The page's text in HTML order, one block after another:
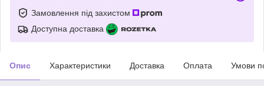
Замовлення під захистом
Доступна доставка
Опис Характеристики Доставка Оплата Умови